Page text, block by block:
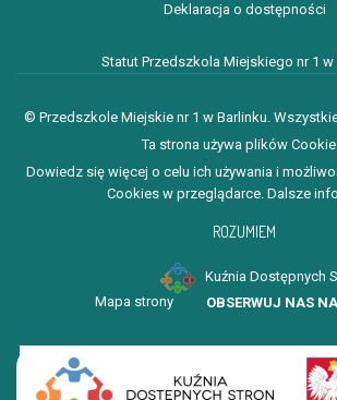
Deklaracja o dostępności
Statut Przedszkola Miejskiego nr 1 w
© Przedszkole Miejskie nr 1 w Barlinku.
Ta strona używa plików
Dowiedz się więcej o celu ich używania i
Cookies w przeglądarce. Dalsze
ROZUMIEM
Kuźnia Dostępnych
Mapa strony